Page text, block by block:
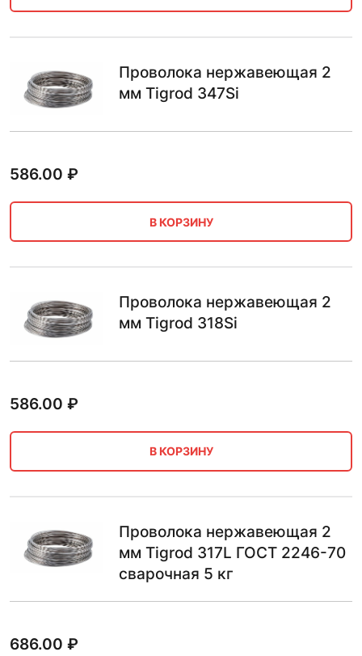
Проволока нержавеющая 2
мм Tigrod 347Si
586.00 ₽
В КОРЗИНУ
Проволока нержавеющая 2
мм Tigrod 318Si
586.00 ₽
В КОРЗИНУ
Проволока нержавеющая 2
мм Tigrod 317L ГОСТ 2246-70
сварочная 5 кг
686.00 ₽